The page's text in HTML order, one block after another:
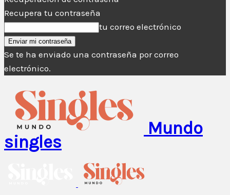
Recupera tu contraseña
tu correo electrónico
Se te ha enviado una contraseña por correo
electrónico.
Mundo
singles